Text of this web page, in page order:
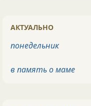
АКТУАЛЬНО
понедельник
в память о маме